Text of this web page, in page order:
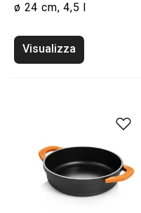
ø 24 cm, 4,5 l
Visualizza